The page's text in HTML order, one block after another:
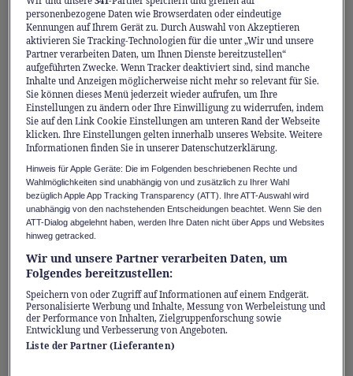
Route sind das vollständig wiederaufgebaute
Römerkastell Saalburg bei Bad Homburg und
das grosse Limesmuseum in Aalen.
Mehr erfahren
personenbezogene Daten wie Browserdaten oder eindeutige
Kennungen auf Ihrem Gerät zu. Durch Auswahl von Akzeptieren
aktivieren Sie Tracking-Technologien für die unter „Wir und unsere
Partner verarbeiten Daten, um Ihnen Dienste bereitzustellen“
aufgeführten Zwecke. Wenn Tracker deaktiviert sind, sind manche
Inhalte und Anzeigen möglicherweise nicht mehr so relevant für Sie.
Sie können dieses Menü jederzeit wieder aufrufen, um Ihre
Einstellungen zu ändern oder Ihre Einwilligung zu widerrufen, indem
Sie auf den Link Cookie Einstellungen am unteren Rand der Webseite
klicken. Ihre Einstellungen gelten innerhalb unseres Website. Weitere
Informationen finden Sie in unserer Datenschutzerklärung.
Hinweis für Apple Geräte: Die im Folgenden beschriebenen Rechte und
Wahlmöglichkeiten sind unabhängig von und zusätzlich zu Ihrer Wahl
bezüglich Apple App Tracking Transparency (ATT). Ihre ATT-Auswahl wird
unabhängig von den nachstehenden Entscheidungen beachtet. Wenn Sie den
ATT-Dialog abgelehnt haben, werden Ihre Daten nicht über Apps und Websites
hinweg getracked.
Wir und unsere Partner verarbeiten Daten, um
Folgendes bereitzustellen:
Speichern von oder Zugriff auf Informationen auf einem Endgerät.
Personalisierte Werbung und Inhalte, Messung von Werbeleistung und
der Performance von Inhalten, Zielgruppenforschung sowie
Entwicklung und Verbesserung von Angeboten.
Liste der Partner (Lieferanten)